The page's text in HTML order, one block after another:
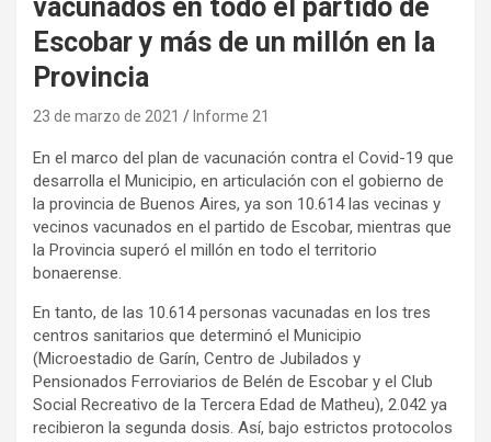
vacunados en todo el partido de
Escobar y más de un millón en la
Provincia
23 de marzo de 2021 Informe 21
En el marco del plan de vacunación contra el Covid-19 que
desarrolla el Municipio, en articulación con el gobierno de
la provincia de Buenos Aires, ya son 10.614 las vecinas y
vecinos vacunados en el partido de Escobar, mientras que
la Provincia superó el millón en todo el territorio
bonaerense.
En tanto, de las 10.614 personas vacunadas en los tres
centros sanitarios que determinó el Municipio
(Microestadio de Garín, Centro de Jubilados y
Pensionados Ferroviarios de Belén de Escobar y el Club
Social Recreativo de la Tercera Edad de Matheu), 2.042 ya
recibieron la segunda dosis. Así, bajo estrictos protocolos